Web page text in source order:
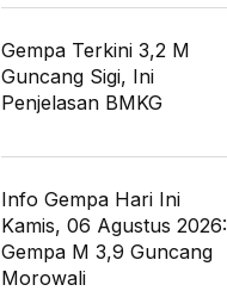
Gempa Terkini 3,2 M
Guncang Sigi, Ini
Penjelasan BMKG
Info Gempa Hari Ini
Kamis, 06 Agustus 2026:
Gempa M 3,9 Guncang
Morowali